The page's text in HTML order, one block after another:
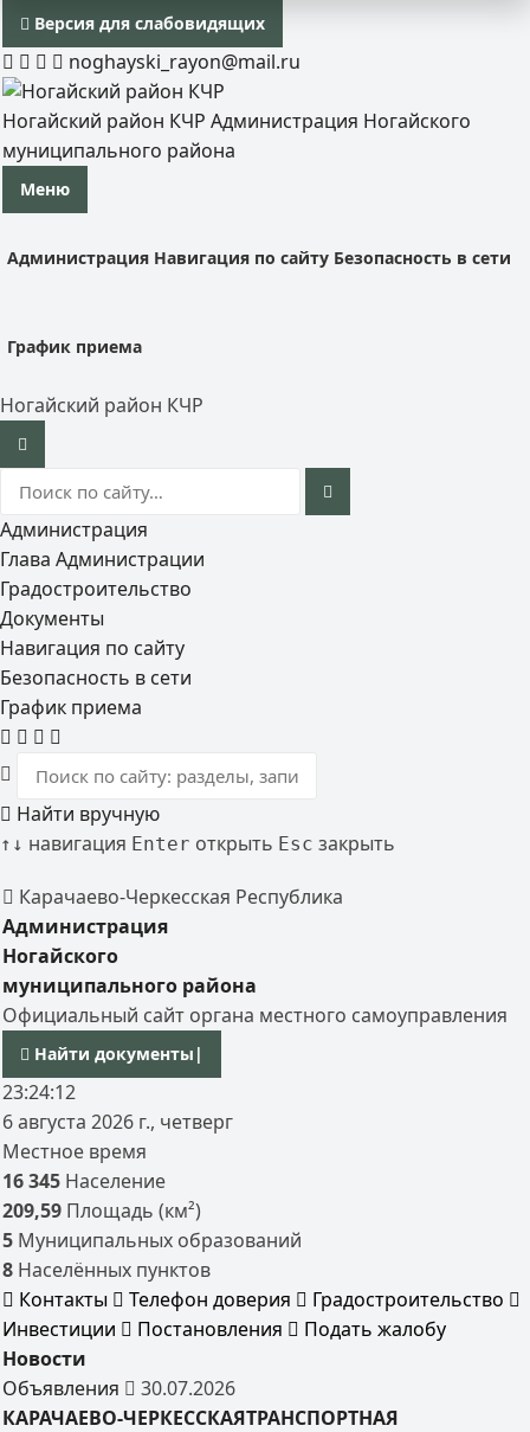
Версия для слабовидящих
noghayski_rayon@mail.ru
Ногайский район КЧР Администрация Ногайского
муниципального района
Меню
Администрация Навигация по сайту Безопасность в сети
График приема
Ногайский район КЧР
Администрация
Глава Администрации
Градостроительство
Документы
Навигация по сайту
Безопасность в сети
График приема
Найти вручную
↑ ↓ навигация Enter открыть Esc закрыть
Карачаево-Черкесская Республика
Администрация
Ногайского
муниципального района
Официальный сайт органа местного самоуправления
Найти документы |
23:24:12
6 августа 2026 г., четверг
Местное время
16 345 Население
209,59 Площадь (км²)
5 Муниципальных образований
8 Населённых пунктов
Контакты
Телефон доверия
Градостроительство
Инвестиции
Постановления
Подать жалобу
Новости
Объявления
30.07.2026
КАРАЧАЕВО-ЧЕРКЕССКАЯТРАНСПОРТНАЯ